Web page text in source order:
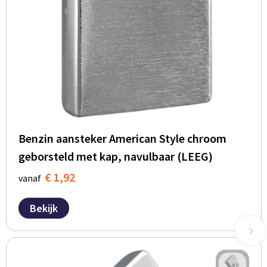
Benzin aansteker American Style chroom
geborsteld met kap, navulbaar (LEEG)
vanaf € 1,92
Bekijk